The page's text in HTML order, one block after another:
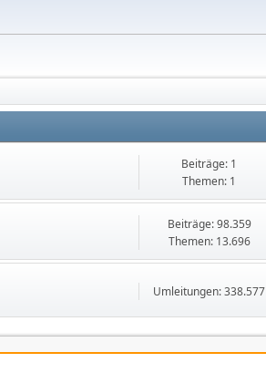
Beiträge: 1
Themen: 1
Beiträge: 98.359
Themen: 13.696
Umleitungen: 338.577